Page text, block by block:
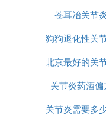
苍耳冶关节
狗狗退化性关
北京最好的关
关节炎药酒偏
关节炎需要多